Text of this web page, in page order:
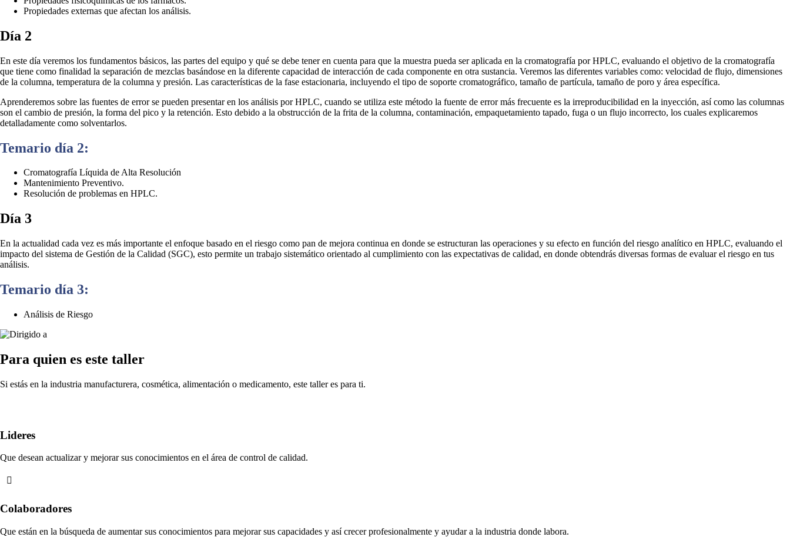
Propiedades externas que afectan los análisis.
Día 2
En este día veremos los fundamentos básicos, las partes del equipo y qué se debe tener en cuenta para que la muestra pueda ser aplicada en la cromatografía por HPLC, evaluando el objetivo de la cromatografía
que tiene como finalidad la separación de mezclas basándose en la diferente capacidad de interacción de cada componente en otra sustancia. Veremos las diferentes variables como: velocidad de flujo, dimensiones
de la columna, temperatura de la columna y presión. Las características de la fase estacionaria, incluyendo el tipo de soporte cromatográfico, tamaño de partícula, tamaño de poro y área específica.
Aprenderemos sobre las fuentes de error se pueden presentar en los análisis por HPLC, cuando se utiliza este método la fuente de error más frecuente es la irreproducibilidad en la inyección, así como las columnas
son el cambio de presión, la forma del pico y la retención. Esto debido a la obstrucción de la frita de la columna, contaminación, empaquetamiento tapado, fuga o un flujo incorrecto, los cuales explicaremos
detalladamente como solventarlos.
Temario día 2:
Cromatografía Líquida de Alta Resolución
Mantenimiento Preventivo.
Resolución de problemas en HPLC.
Día 3
En la actualidad cada vez es más importante el enfoque basado en el riesgo como pan de mejora continua en donde se estructuran las operaciones y su efecto en función del riesgo analítico en HPLC, evaluando el
impacto del sistema de Gestión de la Calidad (SGC), esto permite un trabajo sistemático orientado al cumplimiento con las expectativas de calidad, en donde obtendrás diversas formas de evaluar el riesgo en tus
análisis.
Temario día 3:
Análisis de Riesgo
Para quien es este taller
Si estás en la industria manufacturera, cosmética, alimentación o medicamento, este taller es para ti.
Lideres
Que desean actualizar y mejorar sus conocimientos en el área de control de calidad.
Colaboradores
Que están en la búsqueda de aumentar sus conocimientos para mejorar sus capacidades y así crecer profesionalmente y ayudar a la industria donde labora.